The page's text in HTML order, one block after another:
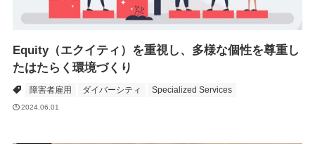
Equity（エクイティ）を重視し、多様な個性を尊重し
たはたらく環境づくり
障害者雇用 ダイバーシティ Specialized Services
2024.06.01